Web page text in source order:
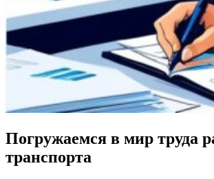
Погружаемся в мир труда
транспорта